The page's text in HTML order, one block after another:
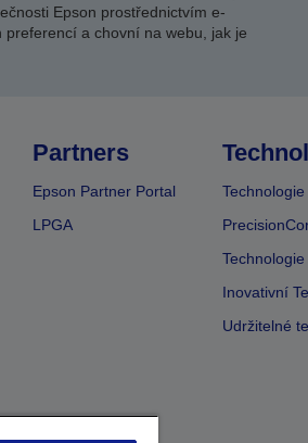
Epson prostřednictvím e-
a chovní na webu, jak je
Partners
Epson Partner Portal
LPGA
Inovativní
Udržitelné